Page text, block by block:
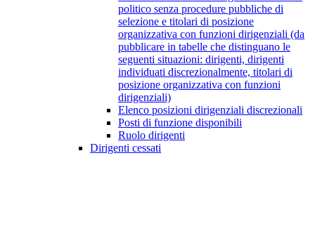
politico senza procedure pubbliche di
selezione e titolari di posizione
organizzativa con funzioni dirigenziali (da
pubblicare in tabelle che distinguano le
seguenti situazioni: dirigenti, dirigenti
individuati discrezionalmente, titolari di
posizione organizzativa con funzioni
dirigenziali)
Elenco posizioni dirigenziali discrezionali
Posti di funzione disponibili
Ruolo dirigenti
Dirigenti cessati